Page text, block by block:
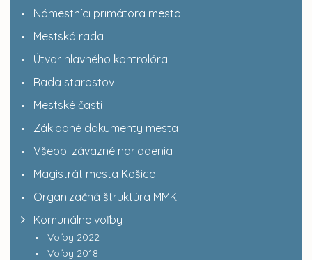
Námestníci primátora mesta
Mestská rada
Útvar hlavného kontrolóra
Rada starostov
Mestské časti
Základné dokumenty mesta
Všeob. záväzné nariadenia
Magistrát mesta Košice
Organizačná štruktúra MMK
Komunálne voľby
Voľby 2022
Voľby 2018